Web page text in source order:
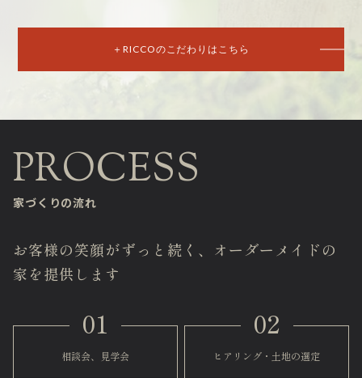
＋RICCOのこだわりはこちら
家づくりの流れ
お客様の笑顔がずっと続く、オーダーメイドの
家を提供します
01
相談会、見学会
02
ヒアリング・土地の選定